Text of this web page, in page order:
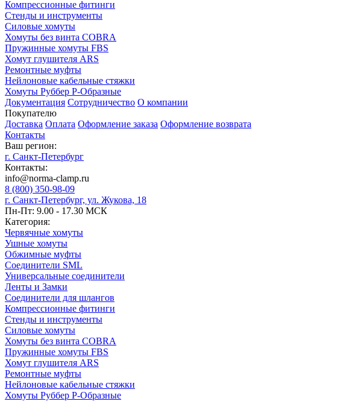
Компрессионные фитинги
Стенды и инструменты
Силовые хомуты
Хомуты без винта COBRA
Пружинные хомуты FBS
Хомут глушителя ARS
Ремонтные муфты
Нейлоновые кабельные стяжки
Хомуты Руббер Р-Образные
Документация Сотрудничество О компании
Покупателю
Доставка Оплата Оформление заказа Оформление возврата
Контакты
Ваш регион:
г. Санкт-Петербург
Контакты:
info@norma-clamp.ru
8 (800) 350-98-09
г. Санкт-Петербург, ул. Жукова, 18
Пн-Пт: 9.00 - 17.30 МСК
Категория:
Червячные хомуты
Ушные хомуты
Обжимные муфты
Соединители SML
Универсальные соединители
Ленты и Замки
Соединители для шлангов
Компрессионные фитинги
Стенды и инструменты
Силовые хомуты
Хомуты без винта COBRA
Пружинные хомуты FBS
Хомут глушителя ARS
Ремонтные муфты
Нейлоновые кабельные стяжки
Хомуты Руббер Р-Образные